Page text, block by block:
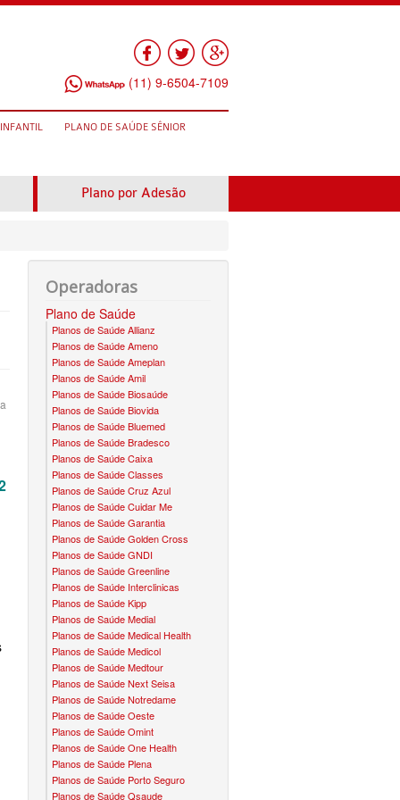
Facebook
Twitter
(11) 9-6504-7109
DE SAÚDE INFANTIL
DE SAÚDE INFANTIL
DE SAÚDE INFANTIL
DE SAÚDE INFANTIL
SAÚDE INFANTIL
DE SAÚDE INFANTIL
SAÚDE INFANTIL
DE SAÚDE INFANTIL
PLANO DE SAÚDE INFANTIL
PLANO DE SAÚDE INFANTIL
DE SAÚDE INFANTIL
PLANO DE SAÚDE INFANTIL
PLANO DE SAÚDE INFANTIL
PLANO DE SAÚDE INFANTIL
SAÚDE INFANTIL
PLANO DE SAÚDE SÊNIOR
BIO SAÚDE PLANO DE SAÚDE SÊNIOR
CUIDAR ME PLANO DE SAÚDE SÊNIOR
GNDI PLANO DE SAÚDE SÊNIOR
GARANTIA GS PLANO DE SAÚDE SÊNIOR
GREENLINE PLANO DE SAÚDE SÊNIOR
QSAÚDE PLANO DE SAÚDE SÊNIOR
SANTA HELENA PLANO DE SAÚDE SÊNIOR
SÃO CRISTOVÃO PLANO DE SAÚDE SÊNIOR
TOTAL MEDCARE PLANO DE SAÚDE SÊNIOR
TRANSMONTANO PLANO DE SAÚDE SÊNIOR
ÚNICA PLANO DE SAÚDE SÊNIOR
UNIHOSP PLANO DE SAÚDE SÊNIOR
CONVÊNIO EM ARUJÁ
CONVÊNIO EM BARUERI
CONVÊNIO EM CAJAMAR
CONVÊNIO EM CARAPICUÍBA
CONVÊNIO EM COTIA
CONVÊNIO EM DIADEMA
CONVÊNIO EM FERRAZ
CONVÊNIO EM FRANCISCO MORATO
CONVÊNIO EM FRANCO DA ROCHA
CONVÊNIO EM GUARULHOS
CONVÊNIO EM ITAPEVI
PLANO DENTAL AMIL
PLANO ODONTO DENTALPAR
PLANO ODONTO GREEN
PLANO ODONTO INTERODONTO
PLANO ODONTO METLIFE
PLANO ODONTO PLENA
PLANO ODONTO PREVIDENT
PLANO ODONTO ODONTOPREV
PLANO ODONTO ONE
PLANO ODONTO SÃO CRISTOVÃO
ALLCARE
BEST LIFE
CORPORE
DIVICOM
HEBROM
Plano por Adesão
Operadoras
Plano de Saúde
Planos de Saúde Allianz
Planos de Saúde Ameno
Planos de Saúde Ameplan
Planos de Saúde Amil
Planos de Saúde Biosaúde
Planos de Saúde Biovida
Planos de Saúde Bluemed
Planos de Saúde Bradesco
Planos de Saúde Caixa
Planos de Saúde Classes
Planos de Saúde Cruz Azul
Planos de Saúde Cuidar Me
Planos de Saúde Garantia
Planos de Saúde Golden Cross
Planos de Saúde GNDI
Planos de Saúde Greenline
Planos de Saúde Interclinicas
Planos de Saúde Kipp
Planos de Saúde Medial
Planos de Saúde Medical Health
Planos de Saúde Medicol
Planos de Saúde Medtour
Planos de Saúde Next Seisa
Planos de Saúde Notredame
Planos de Saúde Oeste
Planos de Saúde Omint
Planos de Saúde One Health
Planos de Saúde Plena
Planos de Saúde Porto Seguro
Planos de Saúde Qsaude